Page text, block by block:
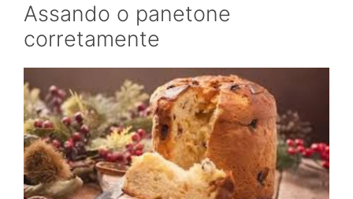
Assando o panetone
corretamente